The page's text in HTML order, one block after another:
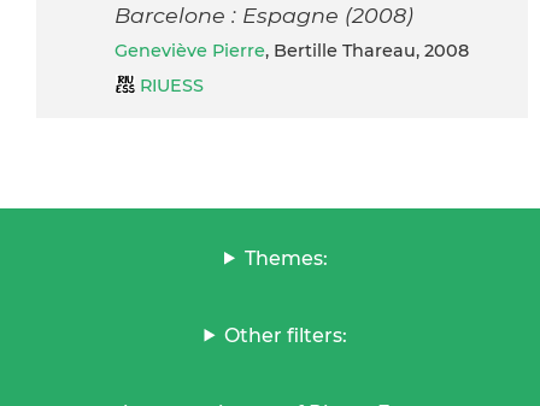
Barcelone : Espagne (2008)
Geneviève Pierre, Bertille Thareau, 2008
RIUESS
Themes:
Other filters: